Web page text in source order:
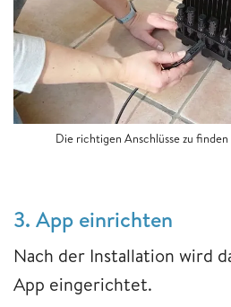
Die richtigen Anschlüsse zu
3. App einrichten
Nach der Installation wird
App eingerichtet.